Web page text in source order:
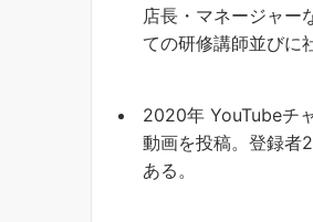
店長・マネージャー
ての研修講師並び
2020年 YouTubeチ
動画を投稿。登録者
ある。